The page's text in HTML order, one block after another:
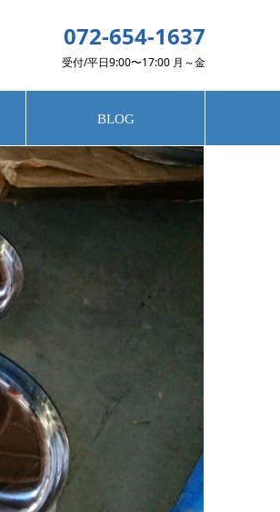
072-654-1637
受付/平日9:00〜17:00 月～金
BLOG